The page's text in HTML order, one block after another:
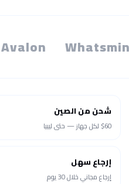
Avalon
شحن من الصين
$60 لكل جهاز — حتى ليبيا
إرجاع سهل
إرجاع مجاني خلال 30 يوم